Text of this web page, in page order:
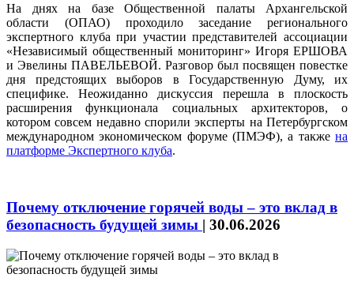
На днях на базе Общественной палаты Архангельской
области (ОПАО) проходило заседание регионального
экспертного клуба при участии представителей ассоциации
«Независимый общественный мониторинг» Игоря ЕРШОВА
и Эвелины ПАВЕЛЬЕВОЙ. Разговор был посвящен повестке
дня предстоящих выборов в Государственную Думу, их
специфике. Неожиданно дискуссия перешла в плоскость
расширения функционала социальных архитекторов, о
котором совсем недавно спорили эксперты на Петербургском
международном экономическом форуме (ПМЭФ), а также на
платформе Экспертного клуба.
Почему отключение горячей воды – это вклад в
безопасность будущей зимы | 30.06.2026